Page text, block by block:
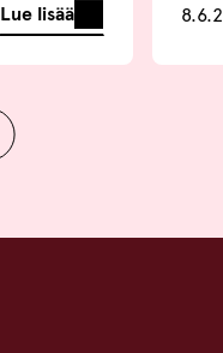
Lue lisää